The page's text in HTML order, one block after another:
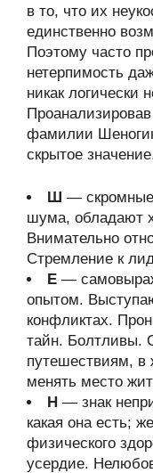
в то, что их
единственно
Поэтому часто
нетерпимость
никак логически
фамилии
скрытое
Ш —
шума, обладают
Внимательно
Стремление к
Е —
опытом.
конфликтах.
тайн. Болтливы.
путешествиям, в
менять место
Н — знак
какая она есть;
физического
усердие.